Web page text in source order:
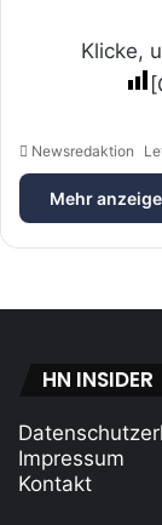
Klicke,
Newsredaktion
Mehr
HN INSIDER
Impressum
Kontakt